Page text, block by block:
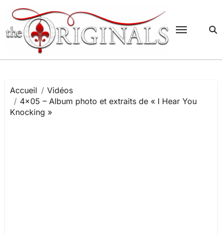
contenu
Accueil
Vidéos
4×05 – Album photo et extraits de « I Hear You
Knocking »